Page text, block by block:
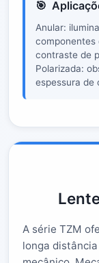
Anular:
componentes
contraste de
Polarizada:
espessura de
A série TZM
longa